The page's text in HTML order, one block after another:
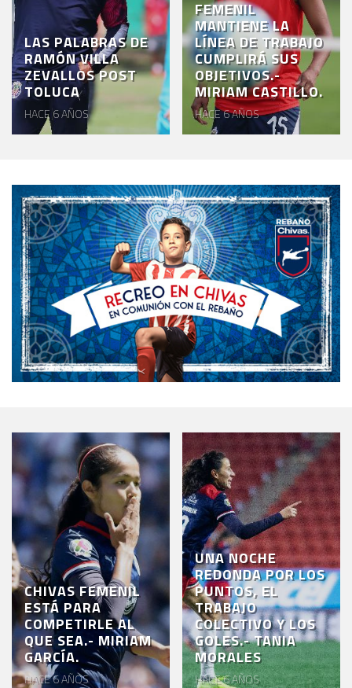
LAS PALABRAS DE
RAMÓN VILLA
ZEVALLOS POST
TOLUCA
HACE 6 AÑOS
FEMENIL
MANTIENE LA
LÍNEA DE TRABAJO
CUMPLIRÁ SUS
OBJETIVOS.-
MIRIAM CASTILLO.
HACE 6 AÑOS
CHIVAS FEMENIL
ESTÁ PARA
COMPETIRLE AL
QUE SEA.- MIRIAM
GARCÍA.
HACE 6 AÑOS
UNA NOCHE
REDONDA POR LOS
PUNTOS, EL
TRABAJO
COLECTIVO Y LOS
GOLES.- TANIA
MORALES
HACE 6 AÑOS